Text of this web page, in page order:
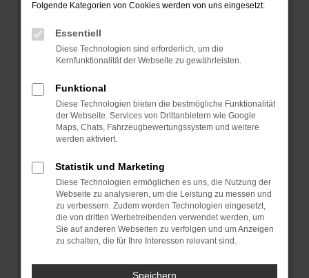
Prüfe deine Browsererweiterungen.
können das Laden bestimmter Seiten
verhindern. Funktioniert die Seite in einem
Fenster?
Starte dein Gerät neu.
Das kann manchmal helfen, vorübergehende
Probleme zu beheben.
Betriebssystem auf dem neuesten Stand
sind.
Veraltete Software birgt nicht nur ein
Sicherheitsrisiko, sondern kann auch dazu
führen, dass bestimmte Funktionen nicht mehr
unterstützt werden.
Wende dich an den Webseitenbetreiber.
Folgende Kategorien von Cookies werden von uns eingesetzt:
Essentiell
Diese Technologien sind erforderlich, um die
Kernfunktionalität der Webseite zu gewährleisten.
Funktional
Diese Technologien bieten die bestmögliche Funktionalität
der Webseite. Services von Drittanbietern wie Google
Maps, Chats, Fahrzeugbewertungssystem und weitere
werden aktiviert.
Statistik und Marketing
Diese Technologien ermöglichen es uns, die Nutzung der
Webseite zu analysieren, um die Leistung zu messen und
zu verbessern. Zudem werden Technologien eingesetzt,
die von dritten Werbetreibenden verwendet werden, um
Sie auf anderen Webseiten zu verfolgen und um Anzeigen
zu schalten, die für Ihre Interessen relevant sind.
Speichern